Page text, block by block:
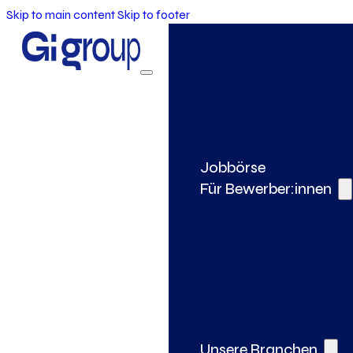
Skip to main contentSkip to footer
Jobbörse
Für Bewerber:innen